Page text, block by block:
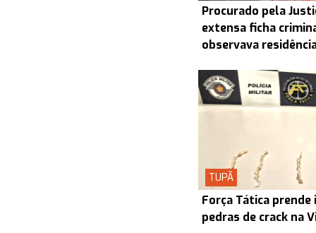
Procurado pela
extensa ficha
observava
TUPÃ
Força Tática
pedras de crack na